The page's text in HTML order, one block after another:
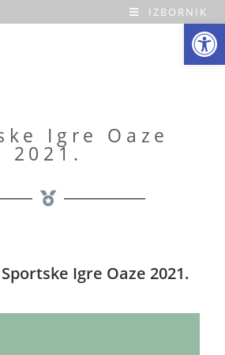
Open toolbar
IZBORNIK
Igre Oaze
2021.
Igre Oaze 2021.